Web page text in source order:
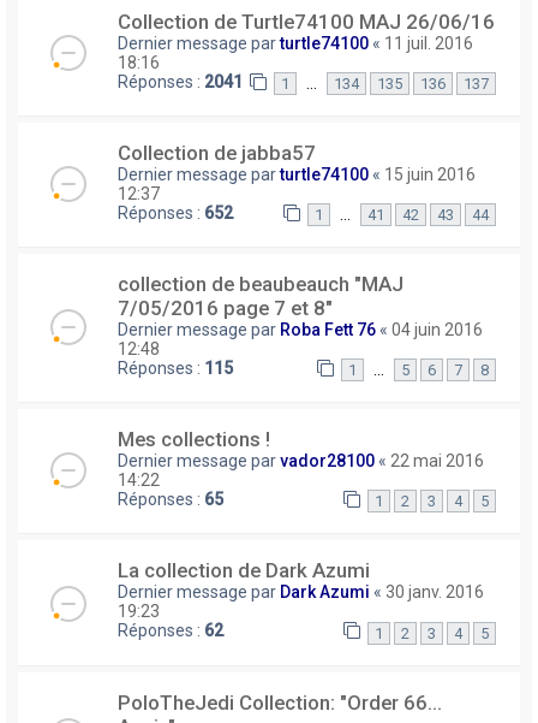
Collection de Turtle74100 MAJ 26/06/16
Dernier message parturtle74100 « 11 juil. 2016
18:16
Réponses : 2041 1 134 135 136 137
Collection de jabba57
Dernier message parturtle74100 « 15 juin 2016
12:37
Réponses : 652 1 41 42 43 44
collection de beaubeauch "MAJ
7/05/2016 page 7 et 8"
Dernier message par Roba Fett 76 « 04 juin 2016
12:48
Réponses : 115 1 … 5 6 7 8
Mes collections !
Dernier message parvador28100 « 22 mai 2016
14:22
Réponses : 65 1 2 3 4 5
La collection de Dark Azumi
Dernier message par Dark Azumi « 30 janv. 2016
19:23
Réponses : 62 1 2 3 4 5
PoloTheJedi Collection: "Order 66...